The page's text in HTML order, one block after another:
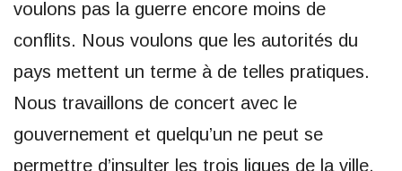
voulons pas la guerre encore moins de
conflits. Nous voulons que les autorités du
pays mettent un terme à de telles pratiques.
Nous travaillons de concert avec le
gouvernement et quelqu’un ne peut se
permettre d’insulter les trois ligues de la ville.